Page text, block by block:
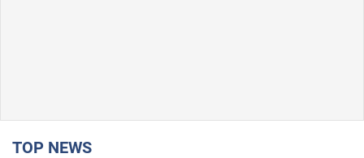
TOP NEWS